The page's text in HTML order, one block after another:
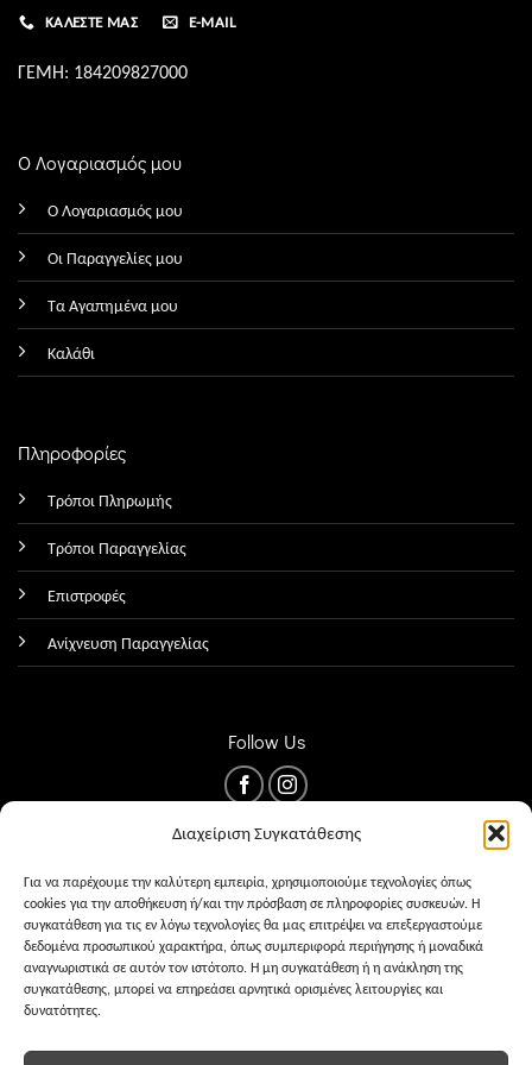
Διαχείριση Συγκατάθεσης
Για να παρέχουμε την καλύτερη εμπειρία, χρησιμοποιούμε τεχνολογίες όπως
cookies για την αποθήκευση ή/και την πρόσβαση σε πληροφορίες συσκευών. Η
συγκατάθεση για τις εν λόγω τεχνολογίες θα μας επιτρέψει να επεξεργαστούμε
δεδομένα προσωπικού χαρακτήρα, όπως συμπεριφορά περιήγησης ή μοναδικά
αναγνωριστικά σε αυτόν τον ιστότοπο. Η μη συγκατάθεση ή η ανάκληση της
συγκατάθεσης, μπορεί να επηρεάσει αρνητικά ορισμένες λειτουργίες και
δυνατότητες.
ΚΑΛΈΣΤΕ ΜΑΣ E-MAIL
ΓΕΜΗ: 184209827000
Ο Λογαριασμός μου
Ο Λογαριασμός μου
Οι Παραγγελίες μου
Τα Αγαπημένα μου
Καλάθι
Πληροφορίες
Τρόποι Πληρωμής
Τρόποι Παραγγελίας
Επιστροφές
Ανίχνευση Παραγγελίας
Follow Us